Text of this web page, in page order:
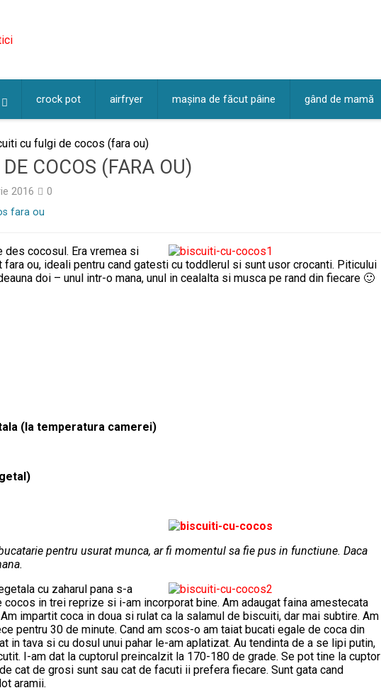
crock pot airfryer mașina de făcut pâine gând de mamă
cu fulgi de cocos (fara ou)
COCOS (FARA OU)
2016
0
fara ou
cocosul. Era vremea si
ou, ideali pentru cand gatesti cu toddlerul si sunt usor crocanti. Piticului
doi – unul intr-o mana, unul in cealalta si musca pe rand din fiecare 🙂
(la temperatura camerei)
pentru usurat munca, ar fi momentul sa fie pus in functiune. Daca
cu zaharul pana s-a
cocos in trei reprize si i-am incorporat bine. Am adaugat faina amestecata
impartit coca in doua si rulat ca la salamul de biscuiti, dar mai subtire. Am
pentru 30 de minute. Cand am scos-o am taiat bucati egale de coca din
in tava si cu dosul unui pahar le-am aplatizat. Au tendinta de a se lipi putin,
I-am dat la cuptorul preincalzit la 170-180 de grade. Se pot tine la cuptor
cat de grosi sunt sau cat de facuti ii prefera fiecare. Sunt gata cand
aramii.